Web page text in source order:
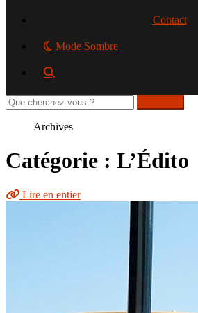
Contact
Mode Sombre
Rechercher
sur
Archives
Catégorie : L’Édito
Lire en entier